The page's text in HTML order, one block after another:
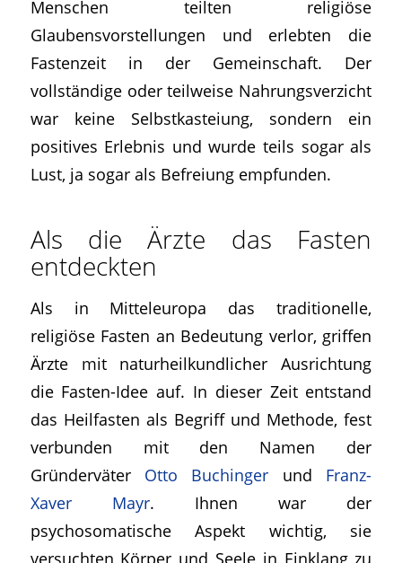
Menschen teilten religiöse
Glaubensvorstellungen und erlebten die
Fastenzeit in der Gemeinschaft. Der
vollständige oder teilweise Nahrungsverzicht
war keine Selbstkasteiung, sondern ein
positives Erlebnis und wurde teils sogar als
Lust, ja sogar als Befreiung empfunden.
Als die Ärzte das Fasten
entdeckten
Als in Mitteleuropa das traditionelle,
religiöse Fasten an Bedeutung verlor, griffen
Ärzte mit naturheilkundlicher Ausrichtung
die Fasten-Idee auf. In dieser Zeit entstand
das Heilfasten als Begriff und Methode, fest
verbunden mit den Namen der
Gründerväter Otto Buchinger und Franz-
Xaver Mayr. Ihnen war der
psychosomatische Aspekt wichtig, sie
versuchten Körper und Seele in Einklang zu